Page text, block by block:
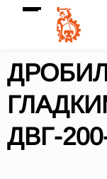
ДВГ-